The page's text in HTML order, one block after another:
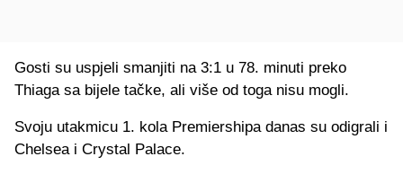
Gosti su uspjeli smanjiti na 3:1 u 78. minuti preko
Thiaga sa bijele tačke, ali više od toga nisu mogli.
Svoju utakmicu 1. kola Premiershipa danas su odigrali i
Chelsea i Crystal Palace.